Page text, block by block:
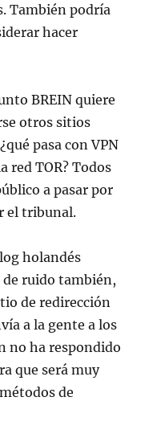
También podría
hacer
BREIN quiere
otros sitios
pasa con VPN
red TOR? Todos
a pasar por
el tribunal.
holandés
ruido también,
de redirección
a la gente a los
no ha respondido
que será muy
de